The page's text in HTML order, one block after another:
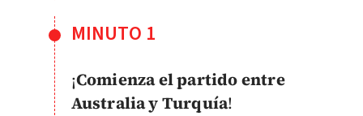
MINUTO 1
¡Comienza el partido entre
Australia y Turquía!